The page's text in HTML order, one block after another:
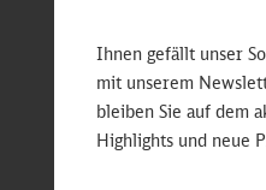
Ihnen gefällt unser
mit unserem
bleiben Sie auf dem
Highlights und neue